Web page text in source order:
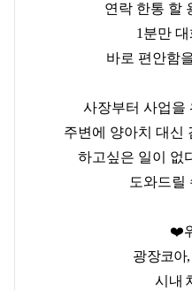
연락 한통 할
1분만
바로 편안함
사장부터 사업을
주변에 양아치 대신
하고싶은 일이 없
도와드릴
❤️
광장코아
시내